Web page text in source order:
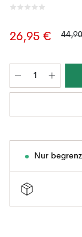
26,95 €
Nur